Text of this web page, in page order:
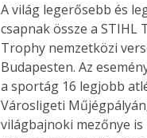
A világ legerősebb és
csapnak össze a STIHL
Trophy nemzetközi
Budapesten. Az
a sportág 16 legjobb
Városligeti
világbajnoki mezőnye